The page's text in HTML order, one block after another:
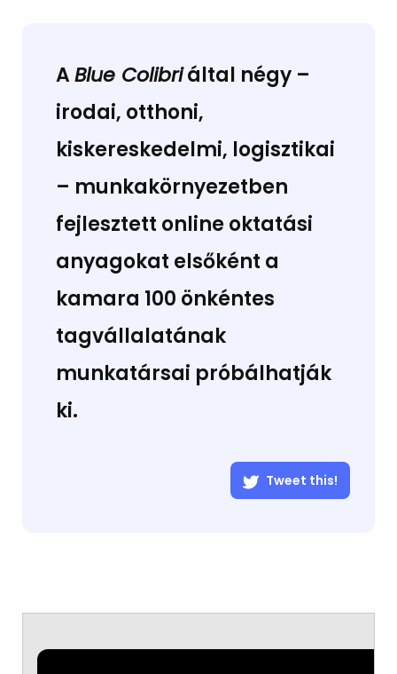
ABlue Colibriáltal négy –
irodai, otthoni,
kiskereskedelmi, logisztikai
– munkakörnyezetben
fejlesztett online oktatási
anyagokat elsőként a
kamara 100 önkéntes
tagvállalatának
munkatársai próbálhatják
ki.
Tweet this!